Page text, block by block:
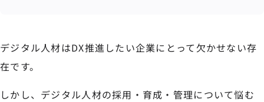
デジタル人材はDX推進したい企業にとって欠かせない存
在です。
しかし、デジタル人材の採用・育成・管理について悩む